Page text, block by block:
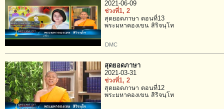
2021-06-09
ช่วงที่1, 2
สุดยอดภาษา ตอนที่13
พระมหาคองเขน สิริจนฺโท
DMC
สุดยอดภาษา
2021-03-31
ช่วงที่1, 2
สุดยอดภาษา ตอนที่12
พระมหาคองเขน สิริจนฺโท